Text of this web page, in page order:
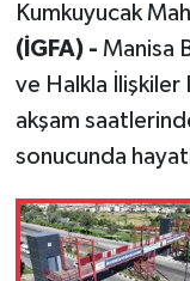
Kumkuyucak
(İGFA) - Manisa
ve Halkla İlişkiler
akşam
sonucunda